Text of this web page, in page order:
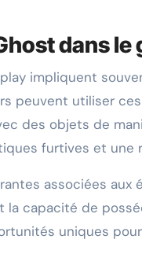
dans le
impliquent
peuvent utiliser
des objets de
furtives et une
associées
capacité de
uniques